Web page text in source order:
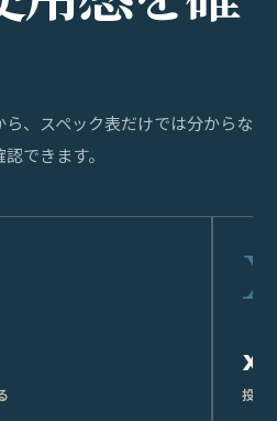
、スペック表だけでは分からな
できます。
X
投稿